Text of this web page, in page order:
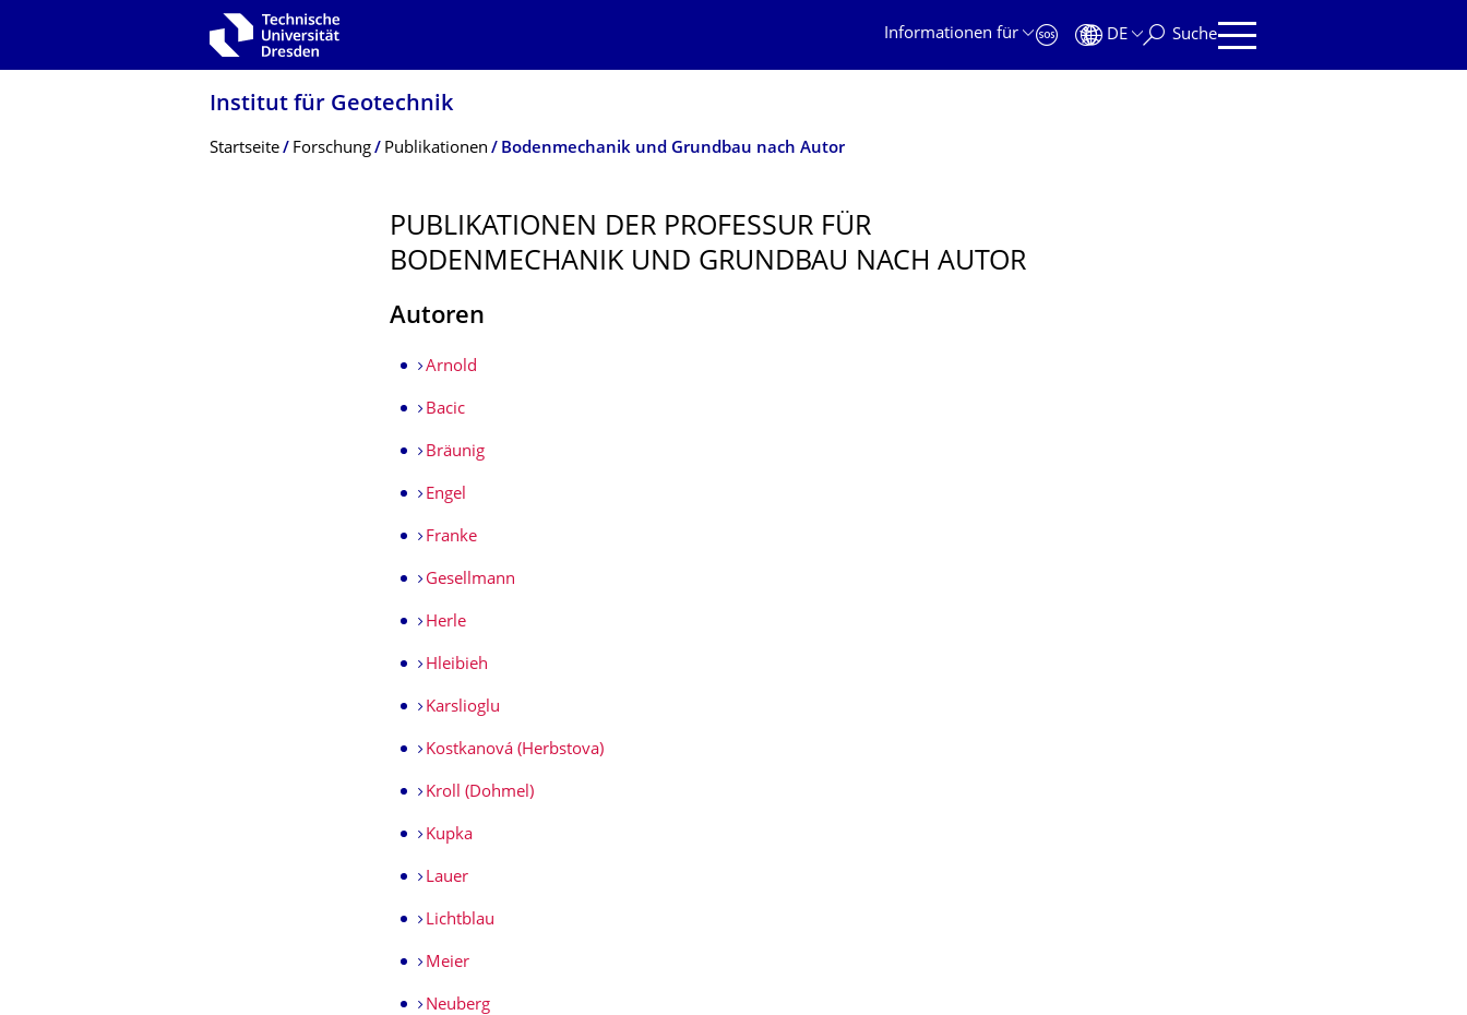
Zur Hauptnavigation springen
Informationen für
DE Suche
Institut für Geotechnik
Breadcrumb-Menü
Startseite Forschung Publikationen Bodenmechanik und Grundbau nach Autor
PUBLIKATIONEN DER PROFESSUR FÜR
BODENMECHANIK UND GRUNDBAU NACH AUTOR
Autoren
Arnold
Bacic
Bräunig
Engel
Franke
Gesellmann
Herle
Hleibieh
Karslioglu
Kostkanová (Herbstova)
Kroll (Dohmel)
Kupka
Lauer
Lichtblau
Meier
Neuberg